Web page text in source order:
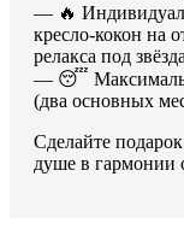
— 🔥
кресло-кокон на
релакса под
— 😴
(два основных
Сделайте
душе в гармонии